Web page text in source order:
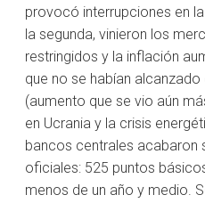
provocó interrupciones en
la segunda, vinieron los
restringidos y la inflación
que no se habían
(aumento que se vio aún
en Ucrania y la crisis
bancos centrales acabaron
oficiales: 525 puntos
menos de un año y medio.